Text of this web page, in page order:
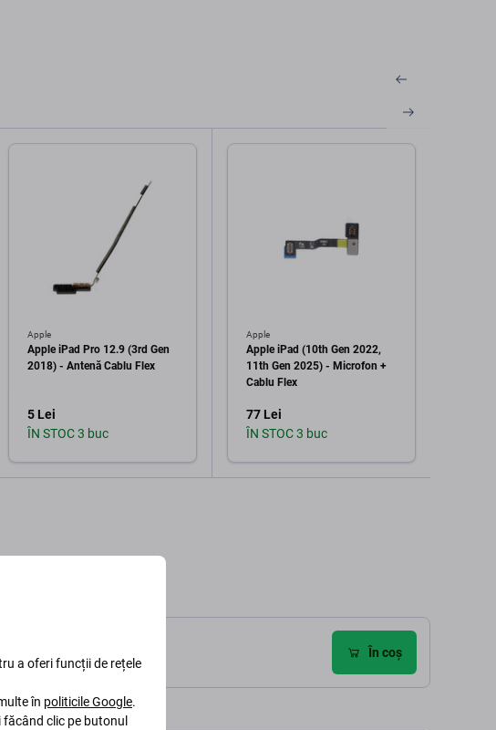
Apple
Apple iPad Pro 12.9 (3rd Gen
2018) - Antenă Cablu Flex
5 Lei
ÎN STOC 3 buc
Apple
Apple iPad (10th Gen 2022,
11th Gen 2025) - Microfon +
Cablu Flex
77 Lei
ÎN STOC 3 buc
În coș
a oferi funcții de rețele
în politicile Google.
clic pe butonul